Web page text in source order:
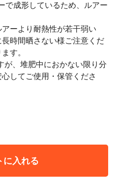
で成形しているため、ルアー
ーより耐熱性が若干弱い
時間晒さない様ご注意くだ
す。
、堆肥中におかない限り分
してご使用・保管くださ
に入れる